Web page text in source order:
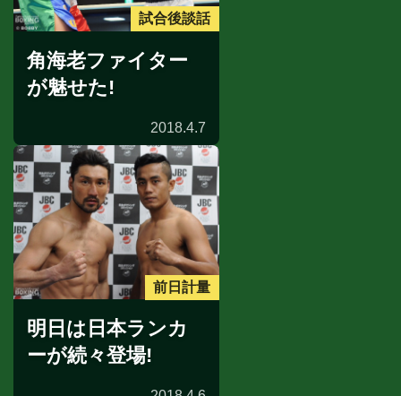
試合後談話
角海老ファイター
が魅せた!
2018.4.7
前日計量
明日は日本ランカ
ーが続々登場!